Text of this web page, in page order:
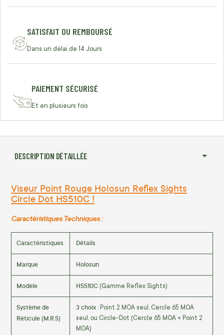
SATISFAIT OU REMBOURSÉ
Dans un délai de 14 Jours
PAIEMENT SÉCURISÉ
Et en plusieurs fois
DESCRIPTION DÉTAILLÉE
Viseur Point Rouge Holosun Reflex Sights
Circle Dot HS510C !
Caractéristiques Techniques :
Caractéristiques Détails
Marque Holosun
Modèle HS510C (Gamme Reflex Sights)
Système de
Réticule (M.R.S)
3 choix : Point 2 MOA seul, Cercle 65 MOA
seul, ou Circle-Dot (Cercle 65 MOA + Point 2
MOA)